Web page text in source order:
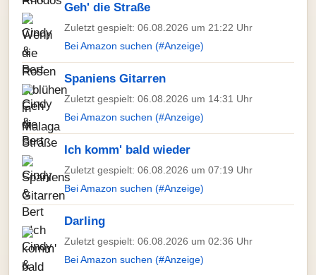
Geh' die Straße
Zuletzt gespielt: 06.08.2026 um 21:22 Uhr
Bei Amazon suchen (#Anzeige)
Spaniens Gitarren
Zuletzt gespielt: 06.08.2026 um 14:31 Uhr
Bei Amazon suchen (#Anzeige)
Ich komm' bald wieder
Zuletzt gespielt: 06.08.2026 um 07:19 Uhr
Bei Amazon suchen (#Anzeige)
Darling
Zuletzt gespielt: 06.08.2026 um 02:36 Uhr
Bei Amazon suchen (#Anzeige)